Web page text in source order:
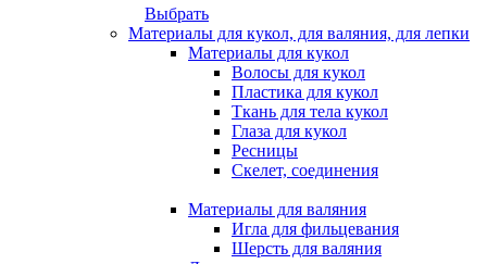
Выбрать
Материалы для кукол, для валяния, для лепки
Материалы для кукол
Волосы для кукол
Пластика для кукол
Ткань для тела кукол
Глаза для кукол
Ресницы
Скелет, соединения
Материалы для валяния
Игла для фильцевания
Шерсть для валяния